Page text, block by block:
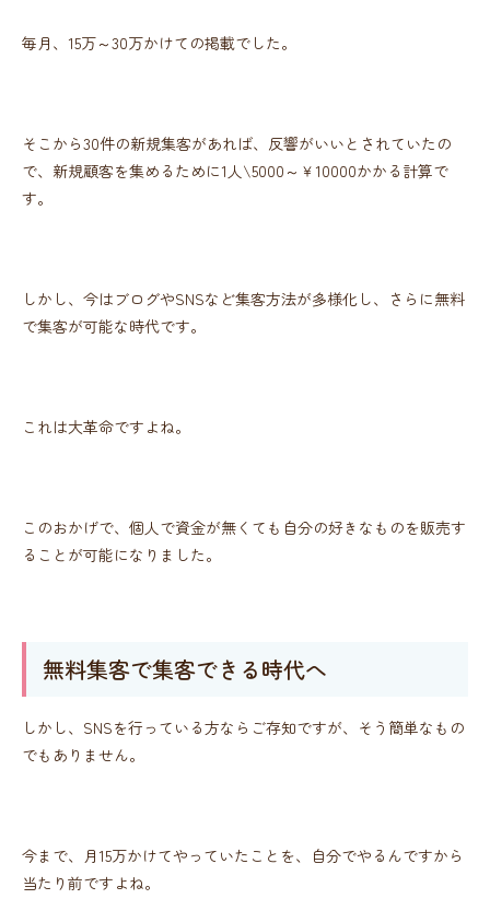
毎月、15万～30万かけての掲載でした。
そこから30件の新規集客があれば、反響がいいとされていたの
で、新規顧客を集めるために1人\5000～￥10000かかる計算で
す。
しかし、今はブログやSNSなど集客方法が多様化し、さらに無料
で集客が可能な時代です。
これは大革命ですよね。
このおかげで、個人で資金が無くても自分の好きなものを販売す
ることが可能になりました。
無料集客で集客できる時代へ
しかし、SNSを行っている方ならご存知ですが、そう簡単なもの
でもありません。
今まで、月15万かけてやっていたことを、自分でやるんですから
当たり前ですよね。